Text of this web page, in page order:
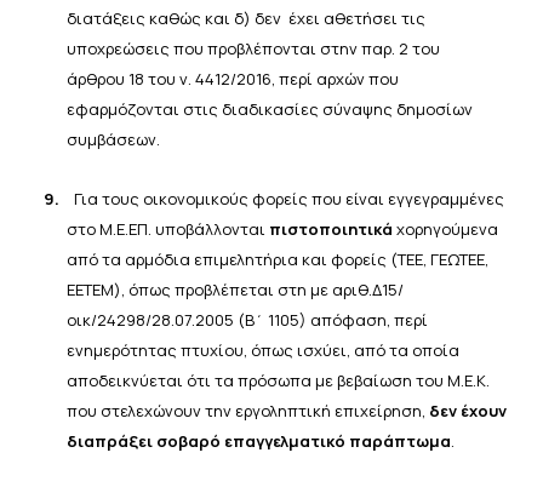
διατάξεις καθώς και δ) δεν έχει αθετήσει τις
υποχρεώσεις που προβλέπονται στην παρ. 2 του
άρθρου 18 του ν. 4412/2016, περί αρχών που
εφαρμόζονται στις διαδικασίες σύναψης δημοσίων
συμβάσεων.
9.
Για τους οικονομικούς φορείς που είναι εγγεγραμμένες
στο Μ.Ε.ΕΠ. υποβάλλονται πιστοποιητικά χορηγούμενα
από τα αρμόδια επιμελητήρια και φορείς (ΤΕΕ, ΓΕΩΤΕΕ,
ΕΕΤΕΜ), όπως προβλέπεται στη με αριθ.Δ15/
οικ/24298/28.07.2005 (Β΄ 1105) απόφαση, περί
ενημερότητας πτυχίου, όπως ισχύει, από τα οποία
αποδεικνύεται ότι τα πρόσωπα με βεβαίωση του Μ.Ε.Κ.
που στελεχώνουν την εργοληπτική επιχείρηση, δεν έχουν
διαπράξει σοβαρό επαγγελματικό παράπτωμα